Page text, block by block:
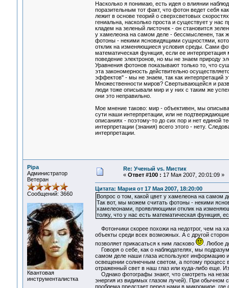
Насколько я понимаю, есть идея о влиянии
поразительным тот факт, что фотон ведет себя
лежит в основе теорий о сверхсветовых
гениальна, насколько проста и существует у
кладем на зеленый листочек - он становится
у хамелеона на самом деле - бессмысленен, так
фотоны - некими ясновидящими сущностями,
отклик на изменяющиеся условия среды. Сами
математическая функция, если ее
поведение электронов, но мы не знаем природу
Уравнения фотонов показывают только то, что
эта закономерность действительно
эффектов" - мы не знаем, так как интерпретаций
Множественности миров? Свертывающейся и
люди тоже описывали мир и у них с таким же
они это неправильно.
Мое мнение таково: мир - объективен, мы
сути наши интерпретации, или не
описаниях - поэтому-то до сих пор и нет единой
интерпретации (знания) всего этого - нету.
интерпретации.
Pipa
Администратор
Ветеран
Сообщений: 3660
Квантовая
инструменталистка
Re: Ученый vs. Мистик
« Ответ #100 : 17 Мая 2007, 20:01:09 »
Цитата: Мария от 17 Мая 2007, 18:20:00
Вопрос о том, какой цвет у хамелеона на самом
Так вот, мы можем считать фотоны - некими
хамелеонами, проявляющими отклик на
толку, что у нас есть математическая функция,
Фотончики скорее похожи на недотрог, чем на
объекты среди всех возможных. А с другой
позволяет прикасаться к ним ласково
. Любое
Говоря о себе, как о наблюдателях, мы
самом деле наши глаза используют информацию
освещении солнечным светом, а потому процесс
отраженный свет в наш глаз или куда-либо еще.
Однако фотографы знают, что смотреть на
энергия из видимых глазом лучей). При обычном
проблема предстает перед нами в микромире,